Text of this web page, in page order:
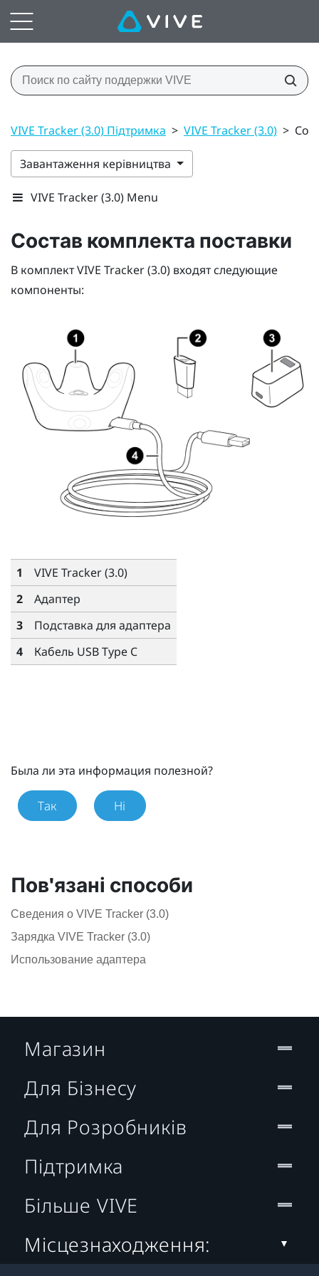
VIVE Tracker (3.0) Підтримка > VIVE Tracker (3.0) >
Завантаження керівництва
VIVE Tracker (3.0) Menu
Состав комплекта поставки
В комплектVIVE Tracker (3.0) входят следующие
компоненты:
1 VIVE Tracker (3.0)
2
Адаптер
3
Подставка для адаптера
4
Кабель USB Type C
Была ли эта информация полезной?
Так Ні
Пов'язані способи
Сведения о VIVE Tracker (3.0)
Зарядка VIVE Tracker (3.0)
Использование адаптера
Магазин
Для Бізнесу
Для Розробників
Підтримка
Більше VIVE
Місцезнаходження: